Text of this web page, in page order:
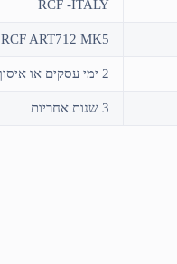
RCF -ITALY
RCF ART712 MK5
2 ימי עסקים או איסוף עצמי
3 שנות אחריות